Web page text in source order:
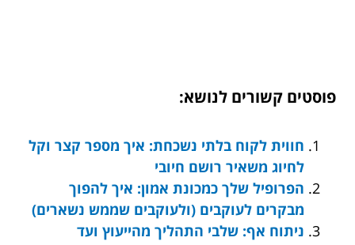
פוסטים קשורים לנושא:
חווית לקוח בלתי נשכחת: איך מספר קצר וקל
לחיוג משאיר רושם חיובי
הפרופיל שלך כמכונת אמון: איך להפוך
מבקרים לעוקבים (ולעוקבים שממש נשארים)
ניתוח אף: שלבי התהליך מהייעוץ ועד